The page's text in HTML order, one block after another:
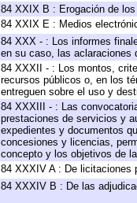
84 XXIX B : Erogación de
84 XXIX E : Medios
84 XXX - : Los informes
en su caso, las aclaraciones
84 XXXII - : Los montos,
recursos públicos o, en los
entreguen sobre el uso y
84 XXXIII - : Las
prestaciones de servicios y
expedientes y documentos
concesiones y licencias,
concepto y los objetivos de
84 XXXIV A : De licitaciones
84 XXXIV B : De las